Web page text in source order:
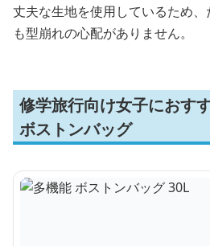
丈夫な生地を使用しているため
も型崩れの心配がありません。
修学旅行向け女子におす
ボストンバッグ